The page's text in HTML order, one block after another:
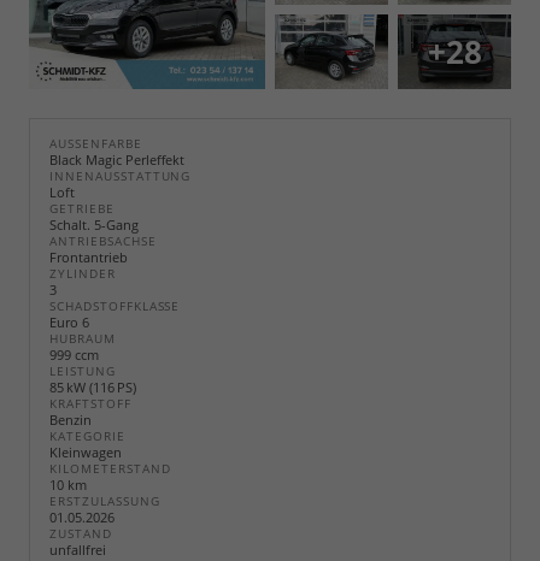
+28
AUSSENFARBE
Black Magic Perleffekt
INNENAUSSTATTUNG
Loft
GETRIEBE
Schalt. 5-Gang
ANTRIEBSACHSE
Frontantrieb
ZYLINDER
3
SCHADSTOFFKLASSE
Euro 6
HUBRAUM
999 ccm
LEISTUNG
85 kW (116 PS)
KRAFTSTOFF
Benzin
KATEGORIE
Kleinwagen
KILOMETERSTAND
10 km
ERSTZULASSUNG
01.05.2026
ZUSTAND
unfallfrei